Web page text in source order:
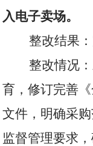
入电子卖场。
整改结果
整改情况
育，修订完善
文件，明确采
监督管理要求